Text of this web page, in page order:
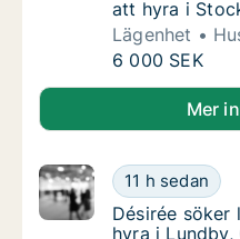
att hyra i
Lägenhet
Matheus
6 000 SEK
Matheus söker
Mer
Désirée söker
11 h sedan
Désirée
Désirée söker
hyra i